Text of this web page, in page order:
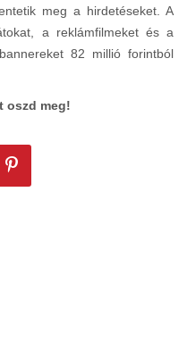
meg a hirdetéseket. A
a reklámfilmeket és a
82 millió forintból
oszd meg!